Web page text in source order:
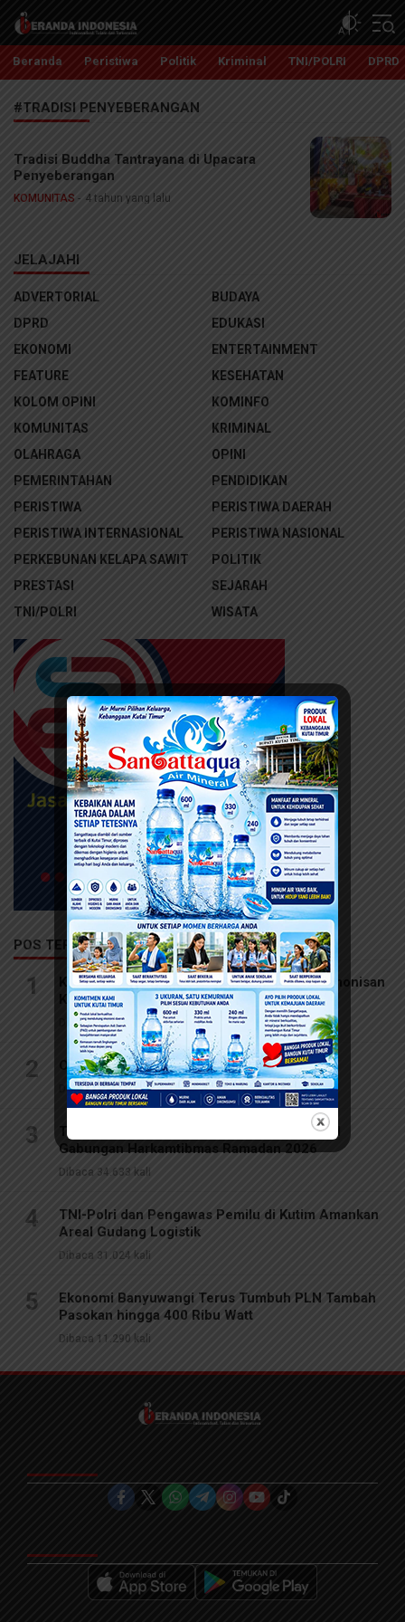
Beranda Indonesia
Independent, Tajam dan Terpercaya
Beranda Peristiwa Politik Kriminal TNI/POLRI DPRD
#TRADISI PENYEBERANGAN
Tradisi Buddha Tantrayana di Upacara
Penyeberangan
KOMUNITAS 4 tahun yang lalu
JELAJAHI
ADVERTORIAL
BUDAYA
DPRD
EDUKASI
EKONOMI
ENTERTAINMENT
FEATURE
KESEHATAN
KOLOM OPINI
KOMINFO
KOMUNITAS
KRIMINAL
OLAHRAGA
OPINI
PEMERINTAHAN
PENDIDIKAN
PERISTIWA
PERISTIWA DAERAH
PERISTIWA INTERNASIONAL
PERISTIWA NASIONAL
PERKEBUNAN KELAPA SAWIT
POLITIK
PRESTASI
SEJARAH
TNI/POLRI
WISATA
POS TERPOPULER
1
Kesehatan Mental Perempuan Kunci Keharmonisan
Keluarga
Dibaca 63.282 kali
2 Olahraga Motor Trail Bisa Sehatkan Mental
Dibaca 53.656 kali
3
TNI-Polri dan Pemkot Balikpapan Gelar Apel
Gabungan Harkamtibmas Ramadan 2026
Dibaca 34.633 kali
4
TNI-Polri dan Pengawas Pemilu di Kutim Amankan
Areal Gudang Logistik
Dibaca 31.024 kali
5
Ekonomi Banyuwangi Terus Tumbuh PLN Tambah
Pasokan hingga 400 Ribu Watt
Dibaca 11.290 kali